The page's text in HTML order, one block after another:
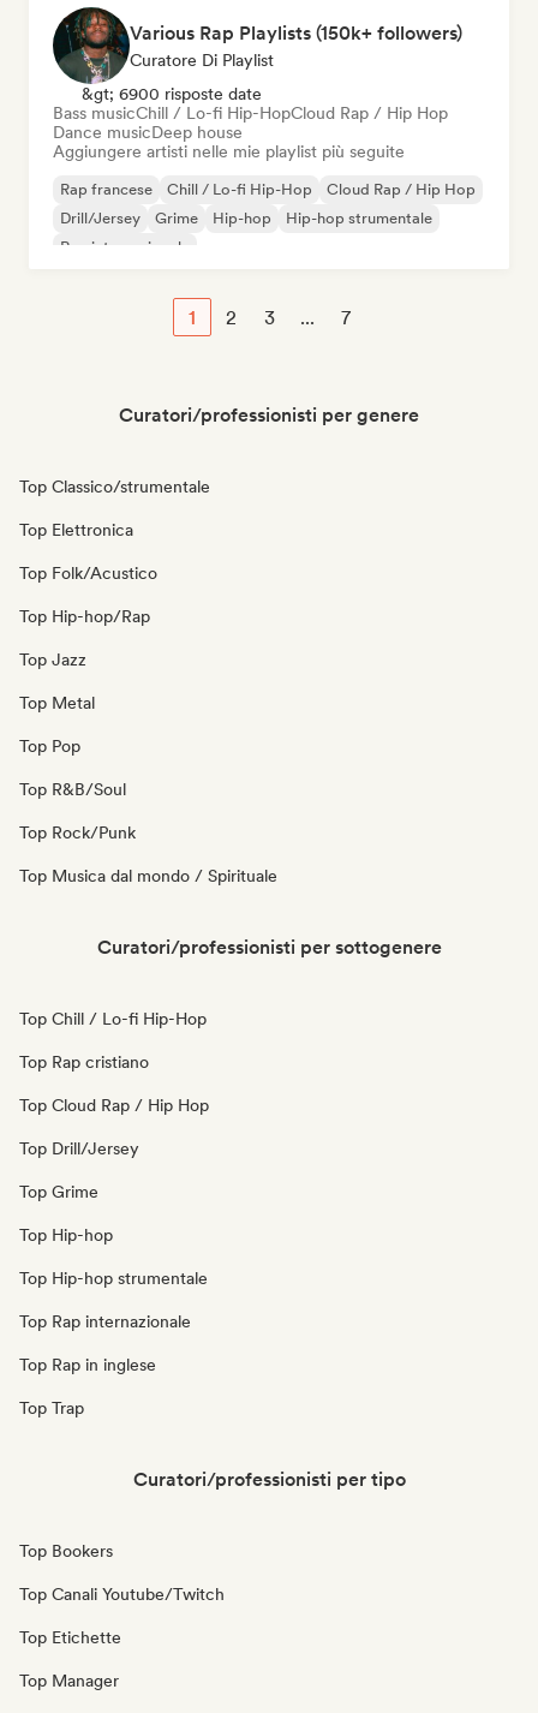
Various Rap Playlists (150k+ followers)
Curatore Di Playlist
&gt; 6900 risposte date
Bass musicChill / Lo-fi Hip-HopCloud Rap / Hip Hop
Dance musicDeep house
Aggiungere artisti nelle mie playlist più seguite
Rap francese Chill / Lo-fi Hip-Hop
Cloud Rap / Hip Hop
Drill/Jersey
Grime Hip-hop
Hip-hop strumentale
Rap internazionale
1 2 3 ... 7
Curatori/professionisti per genere
Top Classico/strumentale
Top Elettronica
Top Folk/Acustico
Top Hip-hop/Rap
Top Jazz
Top Metal
Top Pop
Top R&B/Soul
Top Rock/Punk
Top Musica dal mondo / Spirituale
Curatori/professionisti per sottogenere
Top Chill / Lo-fi Hip-Hop
Top Rap cristiano
Top Cloud Rap / Hip Hop
Top Drill/Jersey
Top Grime
Top Hip-hop
Top Hip-hop strumentale
Top Rap internazionale
Top Rap in inglese
Top Trap
Curatori/professionisti per tipo
Top Bookers
Top Canali Youtube/Twitch
Top Etichette
Top Manager